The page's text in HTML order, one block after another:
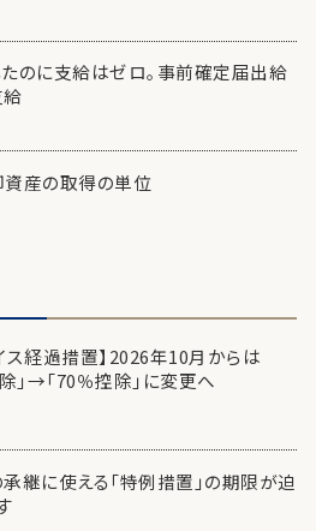
のに支給はゼロ。事前確定届出給
産の取得の単位
ス経過措置】2026年10月からは
」→「70％控除」に変更へ
継に使える「特例措置」の期限が迫